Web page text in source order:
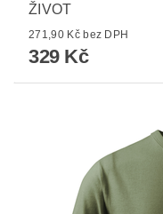
ŽIVOT
271,90 Kč bez DPH
329 Kč